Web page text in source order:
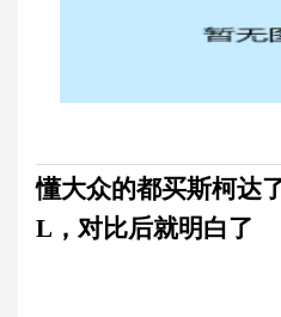
懂大众的都买斯柯达
L，对比后就明白了